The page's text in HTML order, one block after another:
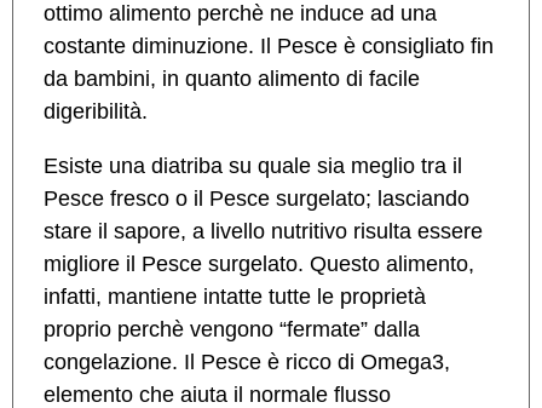
ottimo alimento perchè ne induce ad una
costante diminuzione. Il Pesce è consigliato fin
da bambini, in quanto alimento di facile
digeribilità.
Esiste una diatriba su quale sia meglio tra il
Pesce fresco o il Pesce surgelato; lasciando
stare il sapore, a livello nutritivo risulta essere
migliore il Pesce surgelato. Questo alimento,
infatti, mantiene intatte tutte le proprietà
proprio perchè vengono “fermate” dalla
congelazione. Il Pesce è ricco di Omega3,
elemento che aiuta il normale flusso